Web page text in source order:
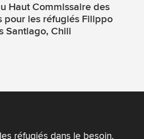
Haut Commissaire des
pour les réfugiés Filippo
Santiago, Chili
réfugiés dans le besoin.